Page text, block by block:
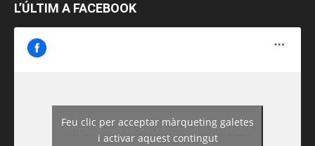
L’ÚLTIM A FACEBOOK
https://www.facebook.com/guiadereus/
Feu clic per acceptar màrqueting galetes
i activar aquest contingut